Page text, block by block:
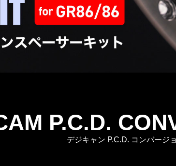
P.C.D.
デジキャン P.C.D. コンバージ